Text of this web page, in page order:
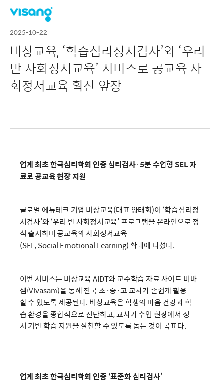
2025-10-22
비상교육, ‘학습심리정서검사’와 ‘우리
반 사회정서교육’ 서비스로 공교육 사
회정서교육 확산 앞장
업계 최초 한국심리학회 인증 심리검사·5분 수업형 SEL 자
료로 공교육 현장 지원
글로벌 에듀테크 기업 비상교육(대표 양태회)이 ‘학습심리정
서검사’와 ‘우리 반 사회정서교육’ 프로그램을 온라인으로 정
식 출시하며 공교육의 사회정서교육
(SEL, Social Emotional Learning) 확대에 나섰다.
이번 서비스는 비상교육 AIDT와 교수학습 자료 사이트 비바
샘(Vivasam)을 통해 전국 초·중·고 교사가 손쉽게 활용
할 수 있도록 제공된다. 비상교육은 학생의 마음 건강과 학
습 환경을 종합적으로 진단하고, 교사가 수업 현장에서 정
서 기반 학습 지원을 실천할 수 있도록 돕는 것이 목표다.
업계 최초 한국심리학회 인증 ‘표준화 심리검사’